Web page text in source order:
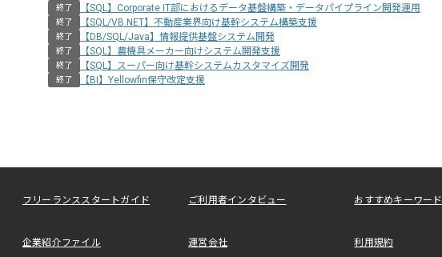
終了 【SQL】Corporate IT部におけるデータ基盤構築・データパイプライン開発運用
終了 【SQL/VB.NET】不動産業界向け基幹システム構築支援
終了 【DB/SQL/Java】情報提供基盤システム開発
終了 【SQL】農機具メーカー向けシステム開発支援
終了 【SQL】スーパー向け基幹システムカスタマイズ開発
終了 【BI】Yellowfin保守改定支援
フリーランススタートガイド ご利用者インタビュー おすすめキーワード
企業紹介ファイル 運営会社 利用規約